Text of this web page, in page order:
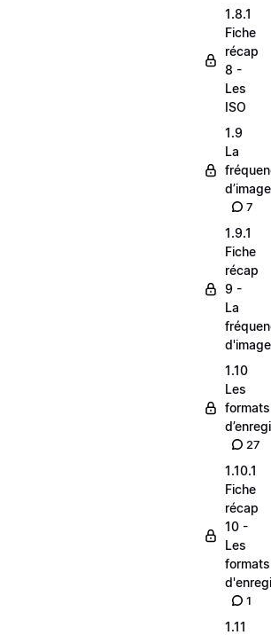
1.8.1
Fiche
récap
8 -
Les
ISO
1.9
La
d’image
7
1.9.1
Fiche
récap
9 -
La
d'image
1.10
Les
formats
27
1.10.1
Fiche
récap
10 -
Les
formats
1
1.11